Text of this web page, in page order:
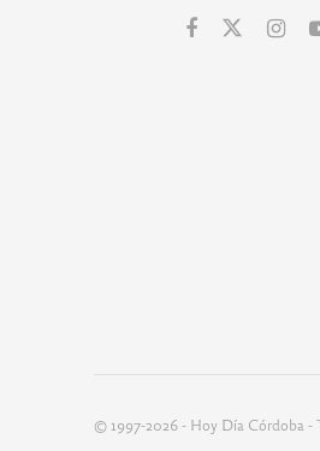
© 1997-2026 - Hoy Día Córdoba -